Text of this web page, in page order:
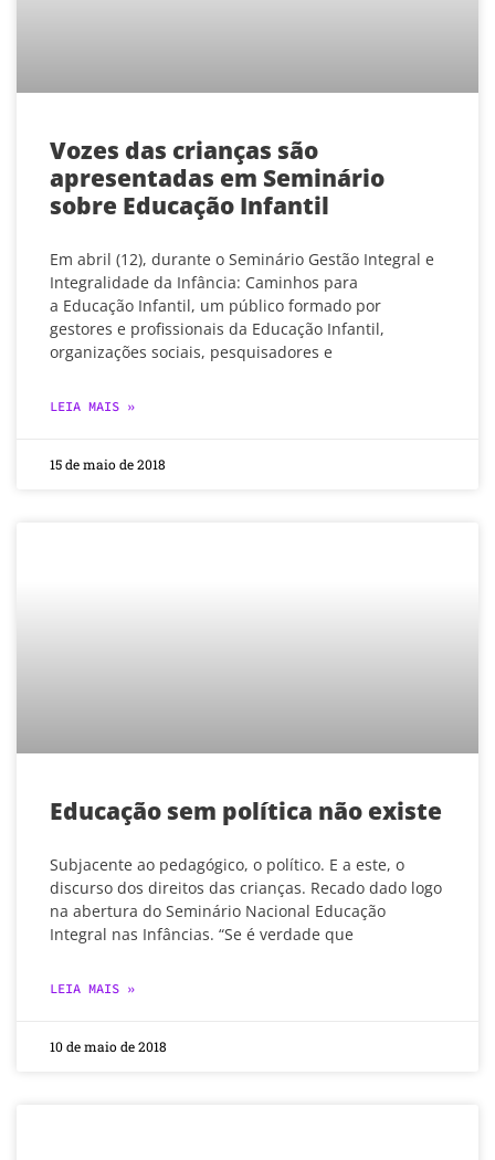
Vozes das crianças são
apresentadas em Seminário
sobre Educação Infantil
Em abril (12), durante o Seminário Gestão Integral e
Integralidade da Infância: Caminhos para
a Educação Infantil, um público formado por
gestores e profissionais da Educação Infantil,
organizações sociais, pesquisadores e
LEIA MAIS »
15 de maio de 2018
Educação sem política não existe
Subjacente ao pedagógico, o político. E a este, o
discurso dos direitos das crianças. Recado dado logo
na abertura do Seminário Nacional Educação
Integral nas Infâncias. “Se é verdade que
LEIA MAIS »
10 de maio de 2018